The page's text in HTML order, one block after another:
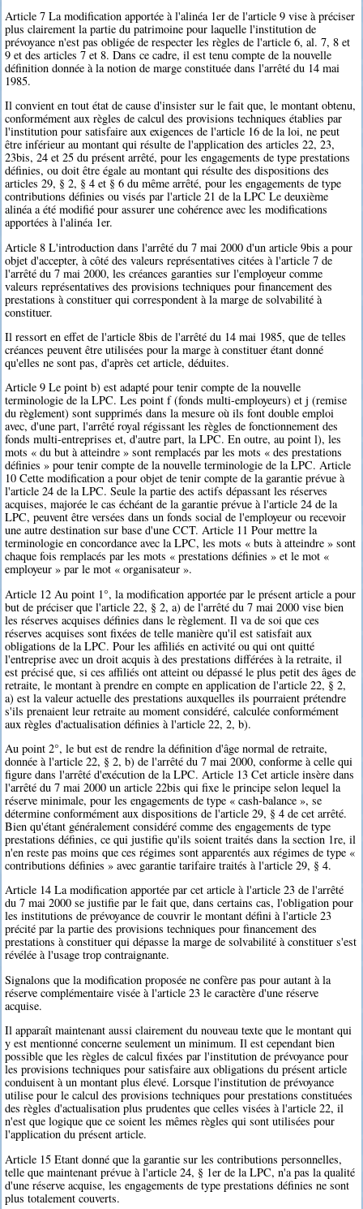
Article 7 La modification apportée à l'alinéa 1er de l'article 9 vise à préciser
plus clairement la partie du patrimoine pour laquelle l'institution de
prévoyance n'est pas obligée de respecter les règles de l'article 6, al. 7, 8 et
9 et des articles 7 et 8. Dans ce cadre, il est tenu compte de la nouvelle
définition donnée à la notion de marge constituée dans l'arrêté du 14 mai
1985.
Il convient en tout état de cause d'insister sur le fait que, le montant obtenu,
conformément aux règles de calcul des provisions techniques établies par
l'institution pour satisfaire aux exigences de l'article 16 de la loi, ne peut
être inférieur au montant qui résulte de l'application des articles 22, 23,
23bis, 24 et 25 du présent arrêté, pour les engagements de type prestations
définies, ou doit être égale au montant qui résulte des dispositions des
articles 29, § 2, § 4 et § 6 du même arrêté, pour les engagements de type
contributions définies ou visés par l'article 21 de la LPC Le deuxième
alinéa a été modifié pour assurer une cohérence avec les modifications
apportées à l'alinéa 1er.
Article 8 L'introduction dans l'arrêté du 7 mai 2000 d'un article 9bis a pour
objet d'accepter, à côté des valeurs représentatives citées à l'article 7 de
l'arrêté du 7 mai 2000, les créances garanties sur l'employeur comme
valeurs représentatives des provisions techniques pour financement des
prestations à constituer qui correspondent à la marge de solvabilité à
constituer.
Il ressort en effet de l'article 8bis de l'arrêté du 14 mai 1985, que de telles
créances peuvent être utilisées pour la marge à constituer étant donné
qu'elles ne sont pas, d'après cet article, déduites.
Article 9 Le point b) est adapté pour tenir compte de la nouvelle
terminologie de la LPC. Les point f (fonds multi-employeurs) et j (remise
du règlement) sont supprimés dans la mesure où ils font double emploi
avec, d'une part, l'arrêté royal régissant les règles de fonctionnement des
fonds multi-entreprises et, d'autre part, la LPC. En outre, au point l), les
mots « du but à atteindre » sont remplacés par les mots « des prestations
définies » pour tenir compte de la nouvelle terminologie de la LPC. Article
10 Cette modification a pour objet de tenir compte de la garantie prévue à
l'article 24 de la LPC. Seule la partie des actifs dépassant les réserves
acquises, majorée le cas échéant de la garantie prévue à l'article 24 de la
LPC, peuvent être versées dans un fonds social de l'employeur ou recevoir
une autre destination sur base d'une CCT. Article 11 Pour mettre la
terminologie en concordance avec la LPC, les mots « buts à atteindre » sont
chaque fois remplacés par les mots « prestations définies » et le mot «
employeur » par le mot « organisateur ».
Article 12 Au point 1°, la modification apportée par le présent article a pour
but de préciser que l'article 22, § 2, a) de l'arrêté du 7 mai 2000 vise bien
les réserves acquises définies dans le règlement. Il va de soi que ces
réserves acquises sont fixées de telle manière qu'il est satisfait aux
obligations de la LPC. Pour les affiliés en activité ou qui ont quitté
l'entreprise avec un droit acquis à des prestations différées à la retraite, il
est précisé que, si ces affiliés ont atteint ou dépassé le plus petit des âges de
retraite, le montant à prendre en compte en application de l'article 22, § 2,
a) est la valeur actuelle des prestations auxquelles ils pourraient prétendre
s'ils prenaient leur retraite au moment considéré, calculée conformément
aux règles d'actualisation définies à l'article 22, 2, b).
Au point 2°, le but est de rendre la définition d'âge normal de retraite,
donnée à l'article 22, § 2, b) de l'arrêté du 7 mai 2000, conforme à celle qui
figure dans l'arrêté d'exécution de la LPC. Article 13 Cet article insère dans
l'arrêté du 7 mai 2000 un article 22bis qui fixe le principe selon lequel la
réserve minimale, pour les engagements de type « cash-balance », se
détermine conformément aux dispositions de l'article 29, § 4 de cet arrêté.
Bien qu'étant généralement considéré comme des engagements de type
prestations définies, ce qui justifie qu'ils soient traités dans la section 1re, il
n'en reste pas moins que ces régimes sont apparentés aux régimes de type «
contributions définies » avec garantie tarifaire traités à l'article 29, § 4.
Article 14 La modification apportée par cet article à l'article 23 de l'arrêté
du 7 mai 2000 se justifie par le fait que, dans certains cas, l'obligation pour
les institutions de prévoyance de couvrir le montant défini à l'article 23
précité par la partie des provisions techniques pour financement des
prestations à constituer qui dépasse la marge de solvabilité à constituer s'est
révélée à l'usage trop contraignante.
Signalons que la modification proposée ne confère pas pour autant à la
réserve complémentaire visée à l'article 23 le caractère d'une réserve
acquise.
Il apparaît maintenant aussi clairement du nouveau texte que le montant qui
y est mentionné concerne seulement un minimum. Il est cependant bien
possible que les règles de calcul fixées par l'institution de prévoyance pour
les provisions techniques pour satisfaire aux obligations du présent article
conduisent à un montant plus élevé. Lorsque l'institution de prévoyance
utilise pour le calcul des provisions techniques pour prestations constituées
des règles d'actualisation plus prudentes que celles visées à l'article 22, il
n'est que logique que ce soient les mêmes règles qui sont utilisées pour
l'application du présent article.
Article 15 Etant donné que la garantie sur les contributions personnelles,
telle que maintenant prévue à l'article 24, § 1er de la LPC, n'a pas la qualité
d'une réserve acquise, les engagements de type prestations définies ne sont
plus totalement couverts.